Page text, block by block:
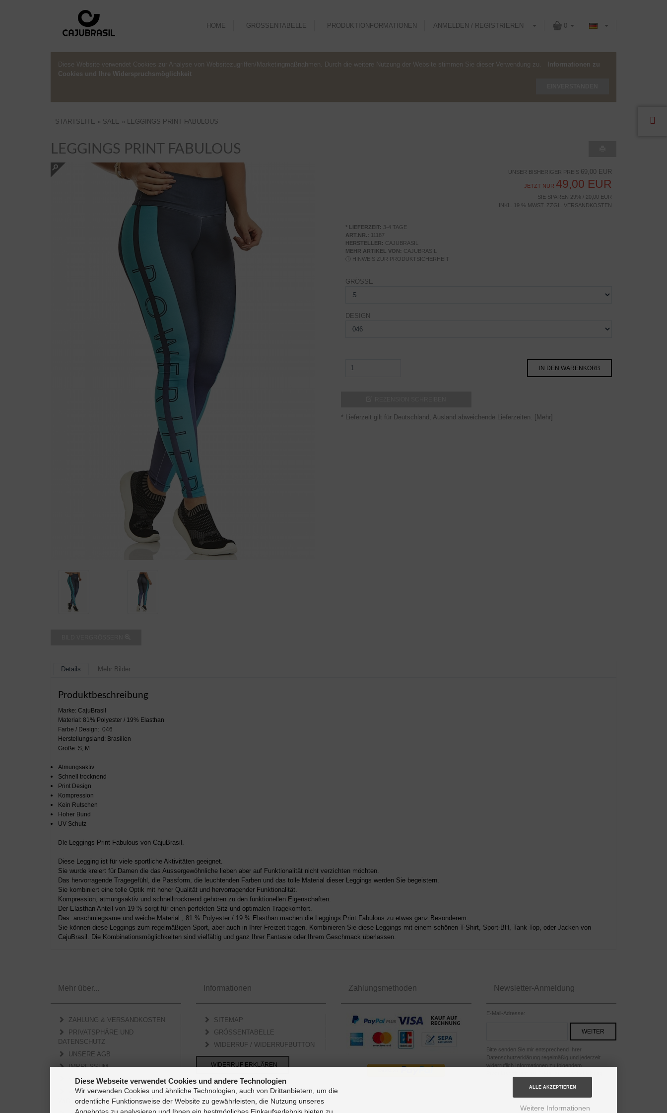
HOME GRÖSSENTABELLE PRODUKTIONFORMATIONEN ANMELDEN / REGISTRIEREN 0
Diese Website verwendet Cookies zur Analyse von Websitezugriffen/Marketingmaßnahmen. Durch die weitere Nutzung der Website stimmen Sie dieser Verwendung zu.
Informationen zu
Cookies und Ihre Widerspruchsmöglichkeit
STARTSEITE » SALE » LEGGINGS PRINT FABULOUS
LEGGINGS PRINT FABULOUS
UNSER BISHERIGER PREIS 69,00 EUR
JETZT NUR 49,00 EUR
SIE SPAREN 29% / 20,00 EUR
INKL. 19 % MWST. ZZGL. VERSANDKOSTEN
* LIEFERZEIT: 3-4 TAGE
ART.NR.: 11187
HERSTELLER: CAJUBRASIL
MEHR ARTIKEL VON: CAJUBRASIL
Ⓘ HINWEIS ZUR PRODUKTSICHERHEIT
GRÖSSE
DESIGN
* Lieferzeit gilt für Deutschland, Ausland abweichende Lieferzeiten. [Mehr]
Details Mehr Bilder
Produktbeschreibung
Marke: CajuBrasil
Material: 81% Polyester / 19% Elasthan
Farbe / Design: 046
Herstellungsland: Brasilien
Größe: S, M
Atmungsaktiv
Schnell trocknend
Print Design
Kompression
Kein Rutschen
Hoher Bund
UV Schutz
Die Leggings Print Fabulous von CajuBrasil.
Diese Legging ist für viele sportliche Aktivitäten geeignet.
Sie wurde kreiert für Damen die das Aussergewöhnliche lieben aber auf Funktionalität nicht verzichten möchten.
Das hervorragende Tragegefühl, die Passform, die leuchtenden Farben und das tolle Material dieser Leggings werden Sie begeistern.
Sie kombiniert eine tolle Optik mit hoher Qualität und hervorragender Funktionalität.
Kompression, atmungsaktiv und schnelltrocknend gehören zu den funktionellen Eigenschaften.
Der Elasthan Anteil von 19 % sorgt für einen perfekten Sitz und optimalen Tragekomfort.
Das anschmiegsame und weiche Material , 81 % Polyester / 19 % Elasthan machen die Leggings Print Fabulous zu etwas ganz Besonderem.
Sie können diese Leggings zum regelmäßigen Sport, aber auch in Ihrer Freizeit tragen. Kombinieren Sie diese Leggings mit einem schönen T-Shirt, Sport-BH, Tank Top, oder Jacken von
CajuBrasil. Die Kombinationsmöglichkeiten sind vielfältig und ganz Ihrer Fantasie oder Ihrem Geschmack überlassen.
Mehr über...
ZAHLUNG & VERSANDKOSTEN
PRIVATSPHÄRE UND
DATENSCHUTZ
UNSERE AGB
IMPRESSUM
KONTAKT
WIDERRUFSRECHT &
WIDERRUFSFORMULAR
Informationen
SITEMAP
GRÖSSENTABELLE
WIDERRUF / WIDERRUFBUTTON
WIDERRUF ERKLÄREN
Zahlungsmethoden Newsletter-Anmeldung
E-Mail-Adresse:
Bitte senden Sie mir entsprechend Ihrer
Datenschutzerklärung regelmäßig und jederzeit
widerruflich Informationen zu folgendem
Diese Webseite verwendet Cookies und andere Technologien
Wir verwenden Cookies und ähnliche Technologien, auch von Drittanbietern, um die
ordentliche Funktionsweise der Website zu gewährleisten, die Nutzung unseres
Angebotes zu analysieren und Ihnen ein bestmögliches Einkaufserlebnis bieten zu
ALLE AKZEPTIEREN
Weitere Informationen